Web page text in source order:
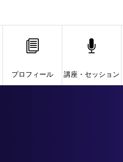
プロフィール 講座・セッション